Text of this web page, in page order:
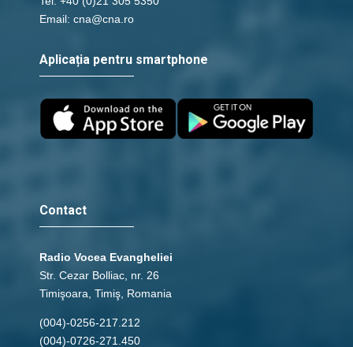
Email: cna@cna.ro
Aplicația pentru smartphone
Contact
Radio Vocea Evangheliei
Str. Cezar Bolliac, nr. 26
Timişoara, Timiş, Romania
(004)-0256-217.212
(004)-0726-271.450